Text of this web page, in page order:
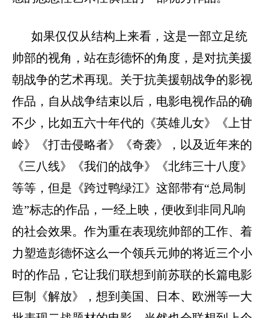
如果仅仅从结构上来看，这是一部立足统
帅部的视角，站在彭德怀的角度，是对抗美援
朝战争的艺术再现。关于抗美援朝战争的影视
作品，自从战争结束以后，电影电视作品的确
不少，比如五六十年代的《英雄儿女》《上甘
岭》《打击侵略者》《奇袭》，以及近年来的
《三八线》《我们的战争》《北纬三十八度》
等等，但是《跨过鸭绿江》这部带有“总局制
造”标志的作品，一经 上映 ，便收到 非同凡响
的社会效果。作为重在表现统帅部的工作、着
力塑造彭德怀这么一个领兵元帅的将近三个小
时的作品，它让我们联想到前苏联的长篇电影
巨制《解放》，想到美国、日本、欧洲等一大